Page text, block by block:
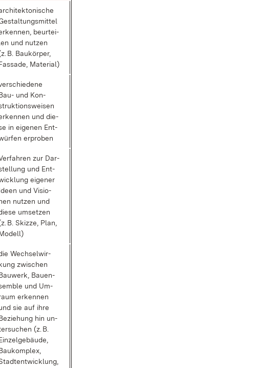
be­ur­tei­
und nut­zen
B. Bau­kör­per,
Ma­te­ri­al)
und Kon­
und die­
in ei­ge­nen Ent­
er­pro­ben
zur Dar­
und Ent­
ei­ge­ner
und Vi­sio­
nut­zen und
um­set­zen
B. Skiz­ze, Plan,
Wech­sel­wir­
zwi­schen
Bau­en­
und Um­
er­ken­nen
sie auf ih­re
hin un­
(z. B.